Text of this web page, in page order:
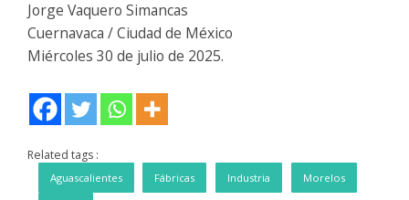
Jorge Vaquero Simancas
Cuernavaca / Ciudad de México
Miércoles 30 de julio de 2025.
Related tags :
Aguascalientes Fábricas Industria Morelos